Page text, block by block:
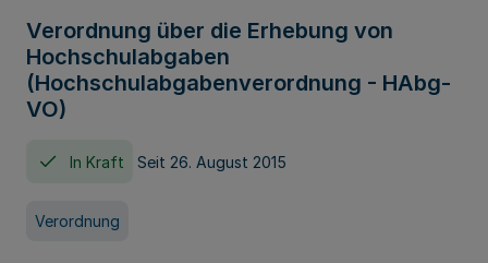
Verordnung über die Erhebung von
Hochschulabgaben
(Hochschulabgabenverordnung - HAbg-
VO)
In Kraft Seit 26. August 2015
Verordnung